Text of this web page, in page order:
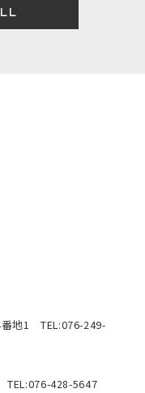
番地1 TEL:076-249-
428-5647